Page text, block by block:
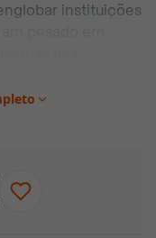
instituições
universidade